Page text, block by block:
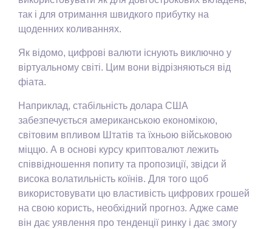
так і для отримання швидкого прибутку на
щоденних коливаннях.
Як відомо, цифрові валюти існують виключно у
віртуальному світі. Цим вони відрізняються від
фіата.
Наприклад, стабільність долара США
забезпечується американською економікою,
світовим впливом Штатів та їхньою військовою
міццю. А в основі курсу криптовалют лежить
співвідношення попиту та пропозиції, звідси й
висока волатильність коїнів. Для того щоб
використовувати цю властивість цифрових грошей
на свою користь, необхідний прогноз. Адже саме
він дає уявлення про тенденції ринку і дає змогу